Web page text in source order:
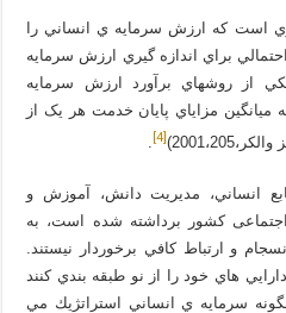
است که ارزش سرمايه ي انساني را
براي اندازه گيري ارزش سرمايه
از روشهاي برآورد ارزش سرمايه
ميانگين مزاياي پايان خدمت هر يک از
[4]
انساني، مديريت دانش، آموزش و
كشور برداشته شده است، به
و ارتباط كافي برخوردار نيستند.
هاي خود را از نو طبقه بندي كنند
سرمايه ي انساني استراتژيك مي